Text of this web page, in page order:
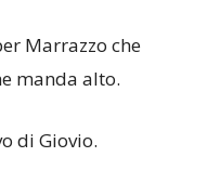
Marrazzo che
manda alto.
di Giovio.